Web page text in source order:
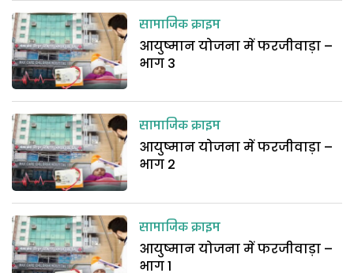
सामाजिक क्राइम
आयुष्मान योजना में फरजीवाड़ा –
भाग 3
सामाजिक क्राइम
आयुष्मान योजना में फरजीवाड़ा –
भाग 2
सामाजिक क्राइम
आयुष्मान योजना में फरजीवाड़ा –
भाग 1